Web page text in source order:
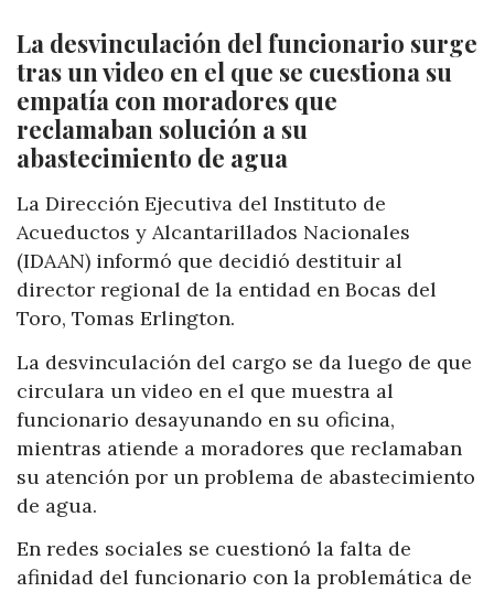
La desvinculación del funcionario surge
tras un video en el que se cuestiona su
empatía con moradores que
reclamaban solución a su
abastecimiento de agua
La Dirección Ejecutiva del Instituto de
Acueductos y Alcantarillados Nacionales
(IDAAN) informó que decidió destituir al
director regional de la entidad en Bocas del
Toro, Tomas Erlington.
La desvinculación del cargo se da luego de que
circulara un video en el que muestra al
funcionario desayunando en su oficina,
mientras atiende a moradores que reclamaban
su atención por un problema de abastecimiento
de agua.
En redes sociales se cuestionó la falta de
afinidad del funcionario con la problemática de